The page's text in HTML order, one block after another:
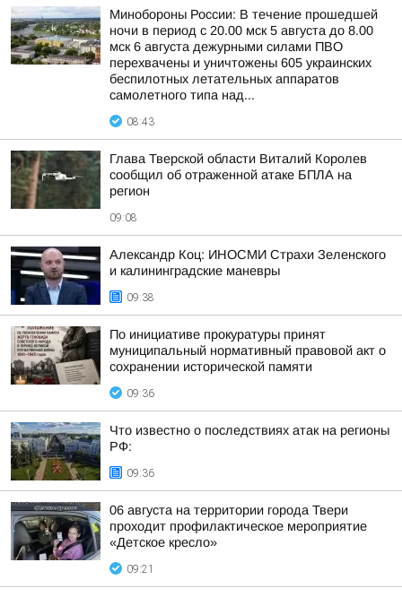
Минобороны России: В течение прошедшей
ночи в период с 20.00 мск 5 августа до 8.00
мск 6 августа дежурными силами ПВО
перехвачены и уничтожены 605 украинских
беспилотных летательных аппаратов
самолетного типа над...
08:43
Глава Тверской области Виталий Королев
сообщил об отраженной атаке БПЛА на
регион
09:08
Александр Коц: ИНОСМИ Страхи Зеленского
и калининградские маневры
09:38
По инициативе прокуратуры принят
муниципальный нормативный правовой акт о
сохранении исторической памяти
09:36
Что известно о последствиях атак на регионы
РФ:
09:36
06 августа на территории города Твери
проходит профилактическое мероприятие
«Детское кресло»
09:21